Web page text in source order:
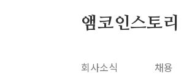
앰코인스토리
회사소식 채용